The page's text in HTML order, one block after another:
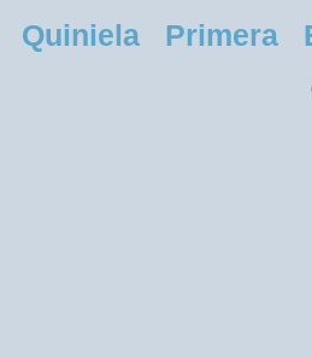
Quiniela Primera